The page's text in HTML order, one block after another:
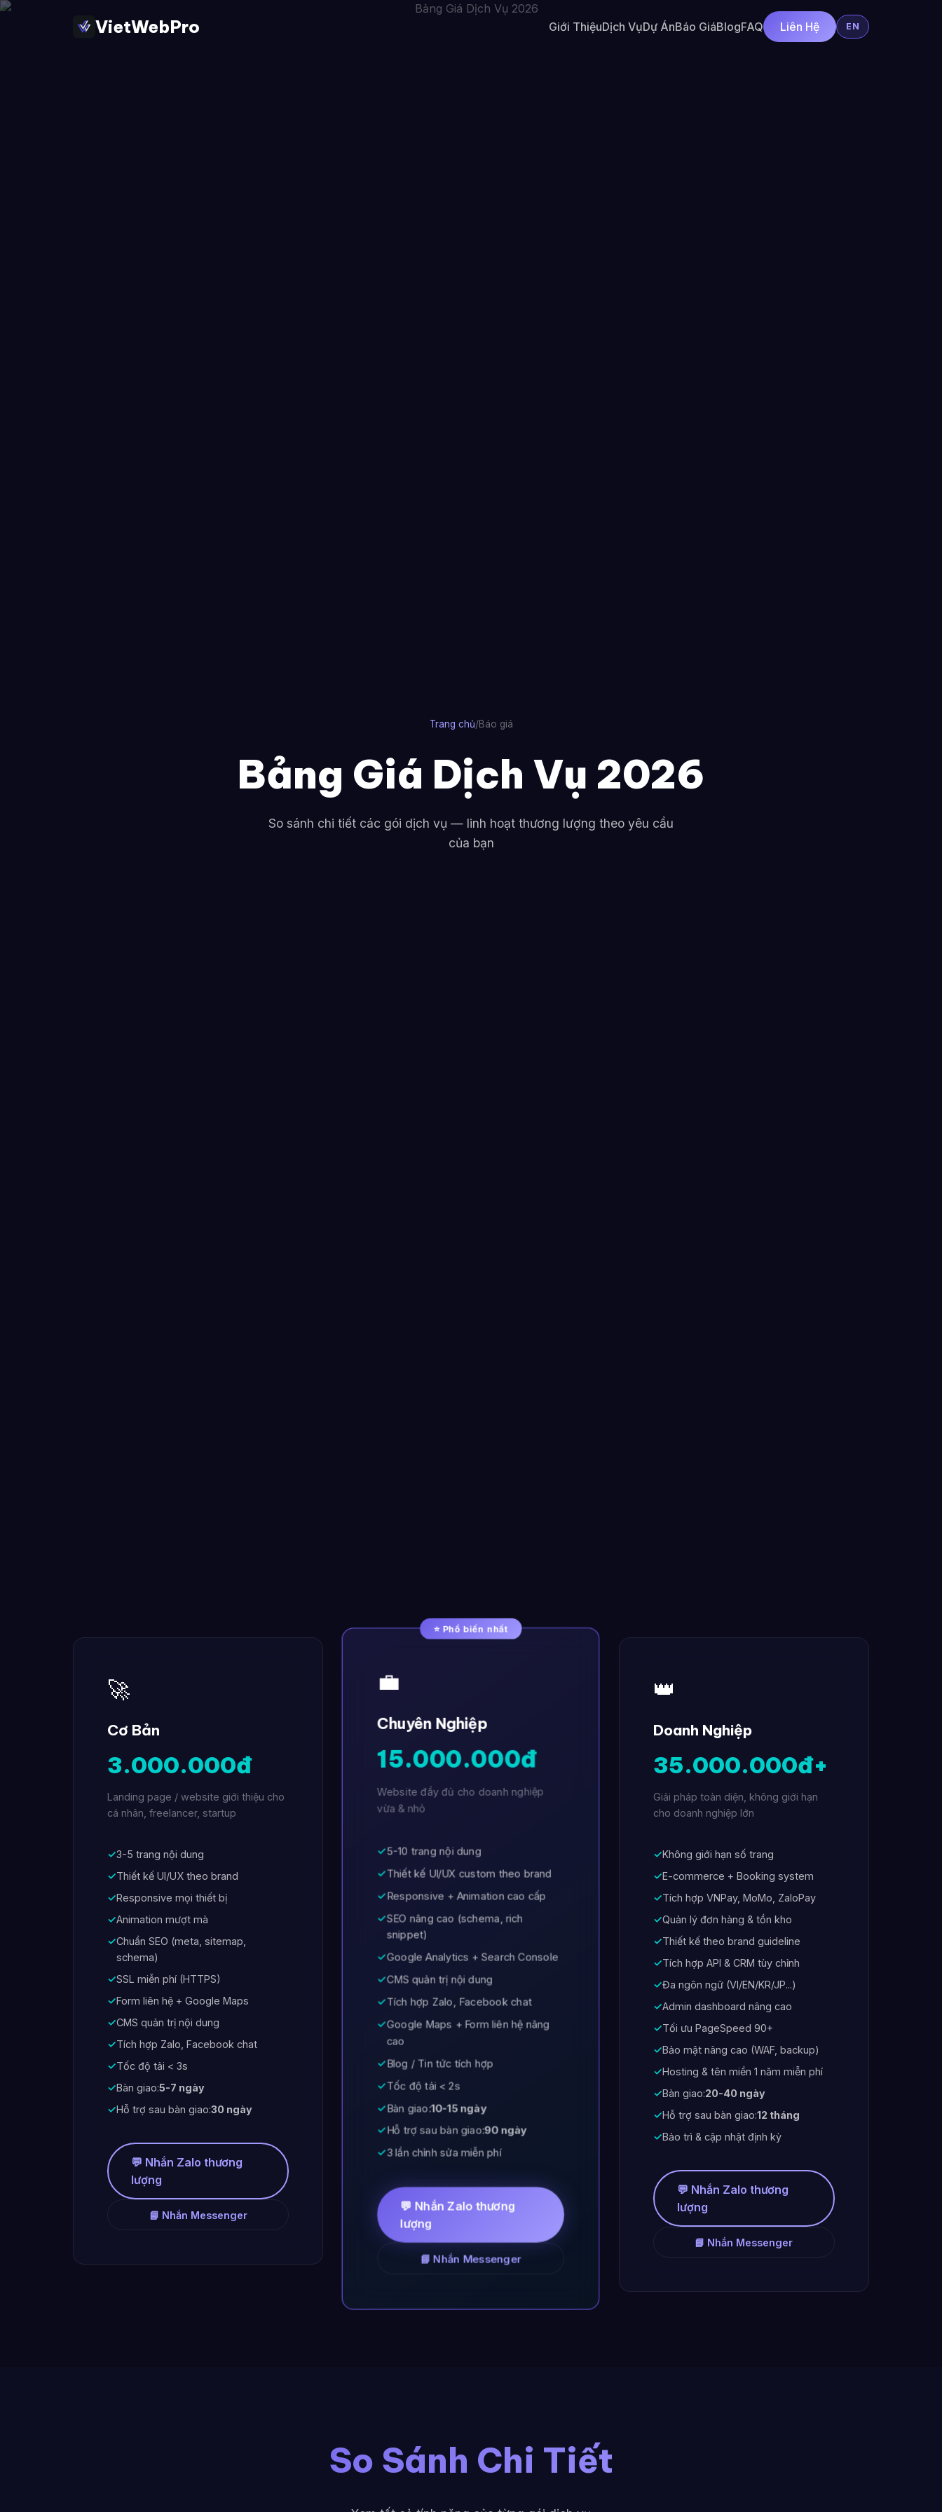
VietWebPro Giới ThiệuDịch VụDự ÁnBáo GiáBlogFAQ Liên Hệ EN
Trang chủ/Báo giá
Bảng Giá Dịch Vụ 2026
So sánh chi tiết các gói dịch vụ — linh hoạt thương lượng theo yêu cầu
của bạn
🚀
Cơ Bản
3.000.000đ
Landing page / website giới thiệu cho
cá nhân, freelancer, startup
✓3-5 trang nội dung
✓Thiết kế UI/UX theo brand
✓Responsive mọi thiết bị
✓Animation mượt mà
✓Chuẩn SEO (meta, sitemap,
schema)
✓SSL miễn phí (HTTPS)
✓Form liên hệ + Google Maps
✓CMS quản trị nội dung
✓Tích hợp Zalo, Facebook chat
✓Tốc độ tải < 3s
✓Bàn giao:5-7 ngày
✓Hỗ trợ sau bàn giao:30 ngày
💬 Nhắn Zalo thương
lượng
📘 Nhắn Messenger
⭐ Phổ biến nhất
💼
Chuyên Nghiệp
15.000.000đ
Website đầy đủ cho doanh nghiệp
vừa & nhỏ
✓5-10 trang nội dung
✓Thiết kế UI/UX custom theo brand
✓Responsive + Animation cao cấp
✓SEO nâng cao (schema, rich
snippet)
✓Google Analytics + Search Console
✓CMS quản trị nội dung
✓Tích hợp Zalo, Facebook chat
✓Google Maps + Form liên hệ nâng
cao
✓Blog / Tin tức tích hợp
✓Tốc độ tải < 2s
✓Bàn giao:10-15 ngày
✓Hỗ trợ sau bàn giao:90 ngày
✓3 lần chỉnh sửa miễn phí
💬 Nhắn Zalo thương
lượng
📘 Nhắn Messenger
👑
Doanh Nghiệp
35.000.000đ+
Giải pháp toàn diện, không giới hạn
cho doanh nghiệp lớn
✓Không giới hạn số trang
✓E-commerce + Booking system
✓Tích hợp VNPay, MoMo, ZaloPay
✓Quản lý đơn hàng & tồn kho
✓Thiết kế theo brand guideline
✓Tích hợp API & CRM tùy chỉnh
✓Đa ngôn ngữ (VI/EN/KR/JP...)
✓Admin dashboard nâng cao
✓Tối ưu PageSpeed 90+
✓Bảo mật nâng cao (WAF, backup)
✓Hosting & tên miền 1 năm miễn phí
✓Bàn giao:20-40 ngày
✓Hỗ trợ sau bàn giao:12 tháng
✓Bảo trì & cập nhật định kỳ
💬 Nhắn Zalo thương
lượng
📘 Nhắn Messenger
So Sánh Chi Tiết